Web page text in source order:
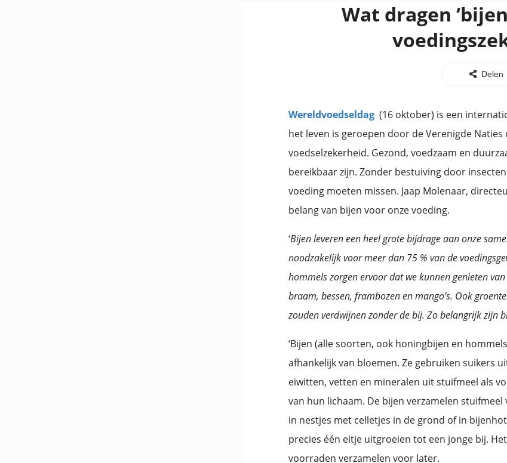
Wat dragen
Delen
Wereldvoedseldag (16 oktober) is een
het leven is geroepen door de Verenigde
voedselzekerheid. Gezond, voedzaam en
bereikbaar zijn. Zonder bestuiving door
voeding moeten missen. Jaap Molenaar,
belang van bijen voor onze voeding.
‘Bijen leveren een heel grote bijdrage aan onze
noodzakelijk voor meer dan 75 % van de
hommels zorgen ervoor dat we kunnen genieten
braam, bessen, frambozen en mango’s. Ook
zouden verdwijnen zonder de bij. Zo belangrijk zijn
‘Bijen (alle soorten, ook honingbijen en
afhankelijk van bloemen. Ze gebruiken suikers
eiwitten, vetten en mineralen uit stuifmeel als
van hun lichaam. De bijen verzamelen
in nestjes met celletjes in de grond of in
precies één eitje uitgroeien tot een jonge bij.
voorraden verzamelen voor later.